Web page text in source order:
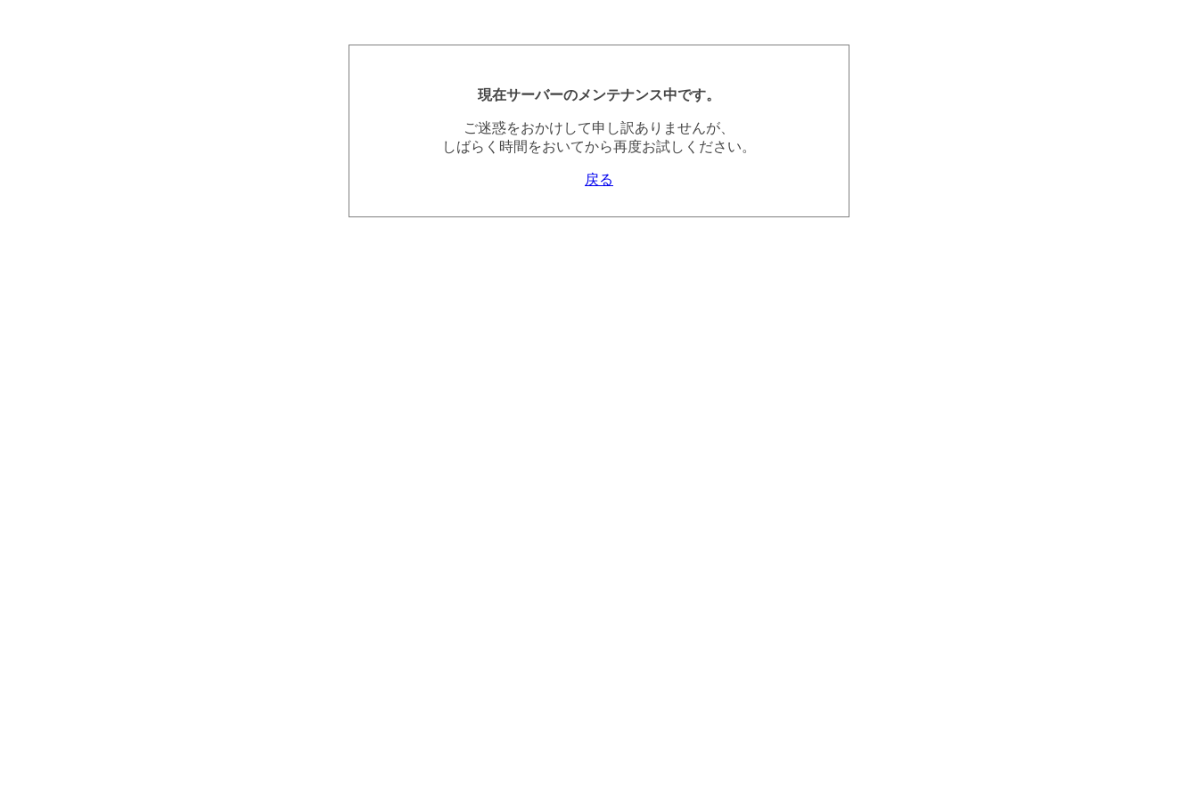
現在サーバーのメンテナンス中です。
ご迷惑をおかけして申し訳ありませんが、
しばらく時間をおいてから再度お試しください。
戻る